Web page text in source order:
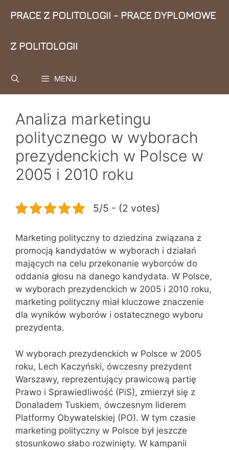
PRACE Z POLITOLOGII - PRACE DYPLOMOWE
Z POLITOLOGII
MENU
Analiza marketingu
politycznego w wyborach
prezydenckich w Polsce w
2005 i 2010 roku
5/5 - (2 votes)
Marketing polityczny to dziedzina związana z
promocją kandydatów w wyborach i działań
mających na celu przekonanie wyborców do
oddania głosu na danego kandydata. W Polsce,
w wyborach prezydenckich w 2005 i 2010 roku,
marketing polityczny miał kluczowe znaczenie
dla wyników wyborów i ostatecznego wyboru
prezydenta.
W wyborach prezydenckich w Polsce w 2005
roku, Lech Kaczyński, ówczesny prezydent
Warszawy, reprezentujący prawicową partię
Prawo i Sprawiedliwość (PiS), zmierzył się z
Donaladem Tuskiem, ówczesnym liderem
Platformy Obywatelskiej (PO). W tym czasie
marketing polityczny w Polsce był jeszcze
stosunkowo słabo rozwinięty. W kampanii